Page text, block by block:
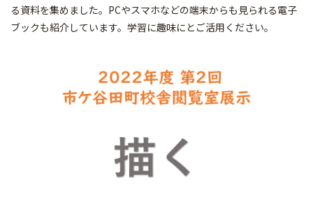
る資料を集めました。PCやスマホなどの端末からも見られる電子
ブックも紹介しています。学習に趣味にとご活用ください。